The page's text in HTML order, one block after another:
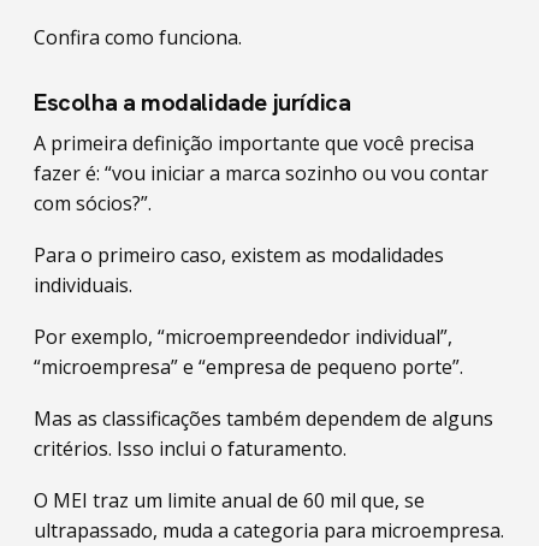
Confira como funciona.
Escolha a modalidade jurídica
A primeira definição importante que você precisa
fazer é: “vou iniciar a marca sozinho ou vou contar
com sócios?”.
Para o primeiro caso, existem as modalidades
individuais.
Por exemplo, “microempreendedor individual”,
“microempresa” e “empresa de pequeno porte”.
Mas as classificações também dependem de alguns
critérios. Isso inclui o faturamento.
O MEI traz um limite anual de 60 mil que, se
ultrapassado, muda a categoria para microempresa.